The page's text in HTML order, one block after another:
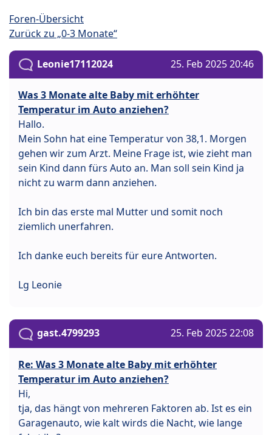
Foren-Übersicht
Zurück zu „0-3 Monate“
Leonie17112024 25. Feb 2025 20:46
Was 3 Monate alte Baby mit erhöhter
Temperatur im Auto anziehen?
Hallo.
Mein Sohn hat eine Temperatur von 38,1. Morgen
gehen wir zum Arzt. Meine Frage ist, wie zieht man
sein Kind dann fürs Auto an. Man soll sein Kind ja
nicht zu warm dann anziehen.
Ich bin das erste mal Mutter und somit noch
ziemlich unerfahren.
Ich danke euch bereits für eure Antworten.
Lg Leonie
gast.4799293 25. Feb 2025 22:08
Re: Was 3 Monate alte Baby mit erhöhter
Temperatur im Auto anziehen?
Hi,
tja, das hängt von mehreren Faktoren ab. Ist es ein
Garagenauto, wie kalt wirds die Nacht, wie lange